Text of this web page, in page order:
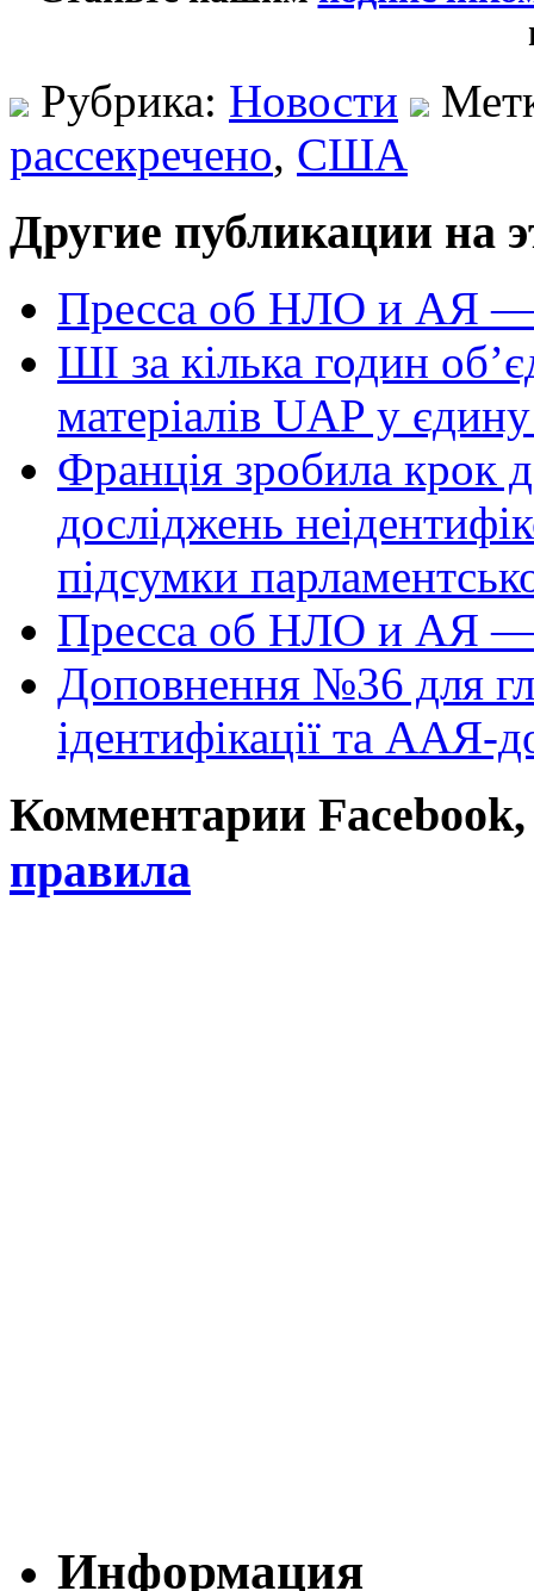
Рубрика: Новости
рассекречено, США
Другие публикации на
Пресса об НЛО и АЯ —
ШІ за кілька годин
матеріалів UAP у
Франція зробила крок
досліджень
підсумки
Пресса об НЛО и АЯ —
Доповнення №36 для
ідентифікації та ААЯ-
Комментарии
правила
Информация